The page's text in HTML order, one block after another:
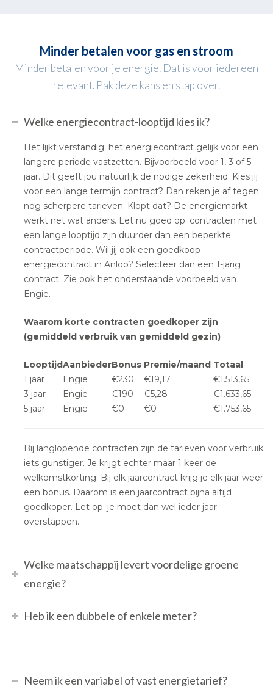
Minder betalen voor gas en stroom
Minder betalen voor je energie. Dat is voor iedereen
relevant. Pak deze kans en stap over.
Welke energiecontract-looptijd kies ik?
Het lijkt verstandig: het energiecontract gelijk voor een
langere periode vastzetten. Bijvoorbeeld voor 1, 3 of 5
jaar. Dit geeft jou natuurlijk de nodige zekerheid. Kies jij
voor een lange termijn contract? Dan reken je af tegen
nog scherpere tarieven. Klopt dat? De energiemarkt
werkt net wat anders. Let nu goed op: contracten met
een lange looptijd zijn duurder dan een beperkte
contractperiode. Wil jij ook een goedkoop
energiecontract in Anloo? Selecteer dan een 1-jarig
contract. Zie ook het onderstaande voorbeeld van
Engie.
Waarom korte contracten goedkoper zijn
(gemiddeld verbruik van gemiddeld gezin)
LooptijdAanbiederBonus Premie/maand Totaal
1 jaar
Engie €230 €19,17
€1.513,65
3 jaar
Engie €190 €5,28
€1.633,65
5 jaar
Engie €0 €0 €1.753,65
Bij langlopende contracten zijn de tarieven voor verbruik
iets gunstiger. Je krijgt echter maar 1 keer de
welkomstkorting. Bij elk jaarcontract krijg je elk jaar weer
een bonus. Daarom is een jaarcontract bijna altijd
goedkoper. Let op: je moet dan wel ieder jaar
overstappen.
Welke maatschappij levert voordelige groene
energie?
Heb ik een dubbele of enkele meter?
Neem ik een variabel of vast energietarief?